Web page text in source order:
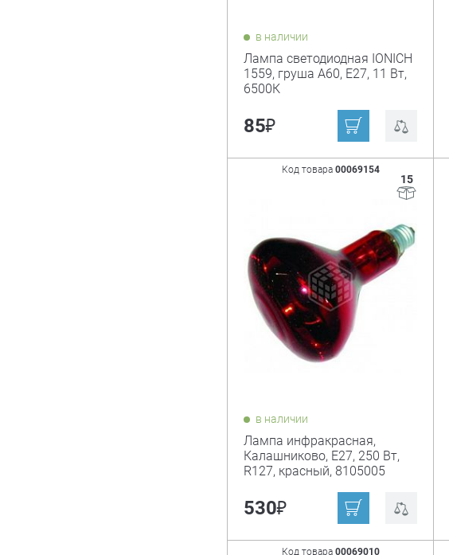
в наличии
Лампа светодиодная IONICH
1559, груша А60, Е27, 11 Вт,
6500К
85₽
Код товара 00069154
15
в наличии
Лампа инфракрасная,
Калашниково, Е27, 250 Вт,
R127, красный, 8105005
530₽
Код товара 00069010